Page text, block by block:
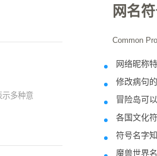
示多种意
网名
Common
网络昵称
修改病句
冒险岛可
各国文化
符号名字
魔兽世界